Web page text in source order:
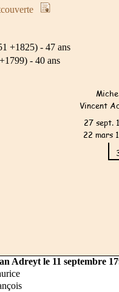
+1825) - 47 ans
- 40 ans
Adreyt le 11 septembre